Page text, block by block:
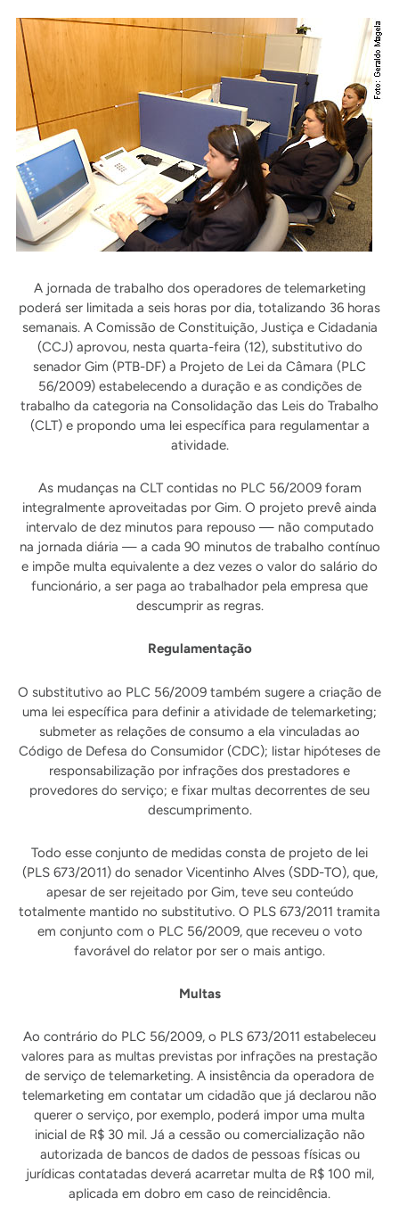
A jornada de trabalho dos operadores de telemarketing
poderá ser limitada a seis horas por dia, totalizando 36 horas
semanais. A Comissão de Constituição, Justiça e Cidadania
(CCJ) aprovou, nesta quarta-feira (12), substitutivo do
senador Gim (PTB-DF) a Projeto de Lei da Câmara (PLC
56/2009) estabelecendo a duração e as condições de
trabalho da categoria na Consolidação das Leis do Trabalho
(CLT) e propondo uma lei específica para regulamentar a
atividade.
As mudanças na CLT contidas no PLC 56/2009 foram
integralmente aproveitadas por Gim. O projeto prevê ainda
intervalo de dez minutos para repouso — não computado
na jornada diária — a cada 90 minutos de trabalho contínuo
e impõe multa equivalente a dez vezes o valor do salário do
funcionário, a ser paga ao trabalhador pela empresa que
descumprir as regras.
Regulamentação
O substitutivo ao PLC 56/2009 também sugere a criação de
uma lei específica para definir a atividade de telemarketing;
submeter as relações de consumo a ela vinculadas ao
Código de Defesa do Consumidor (CDC); listar hipóteses de
responsabilização por infrações dos prestadores e
provedores do serviço; e fixar multas decorrentes de seu
descumprimento.
Todo esse conjunto de medidas consta de projeto de lei
(PLS 673/2011) do senador Vicentinho Alves (SDD-TO), que,
apesar de ser rejeitado por Gim, teve seu conteúdo
totalmente mantido no substitutivo. O PLS 673/2011 tramita
em conjunto com o PLC 56/2009, que receveu o voto
favorável do relator por ser o mais antigo.
Multas
Ao contrário do PLC 56/2009, o PLS 673/2011 estabeleceu
valores para as multas previstas por infrações na prestação
de serviço de telemarketing. A insistência da operadora de
telemarketing em contatar um cidadão que já declarou não
querer o serviço, por exemplo, poderá impor uma multa
inicial de R$ 30 mil. Já a cessão ou comercialização não
autorizada de bancos de dados de pessoas físicas ou
jurídicas contatadas deverá acarretar multa de R$ 100 mil,
aplicada em dobro em caso de reincidência.